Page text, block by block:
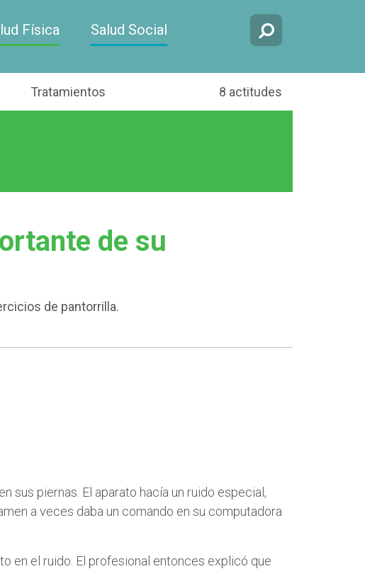
Física Salud Social
Tratamientos 8 actitudes
de su
de pantorrilla.
sus piernas. El aparato hacía un ruido especial,
a veces daba un comando en su computadora
en el ruido. El profesional entonces explicó que